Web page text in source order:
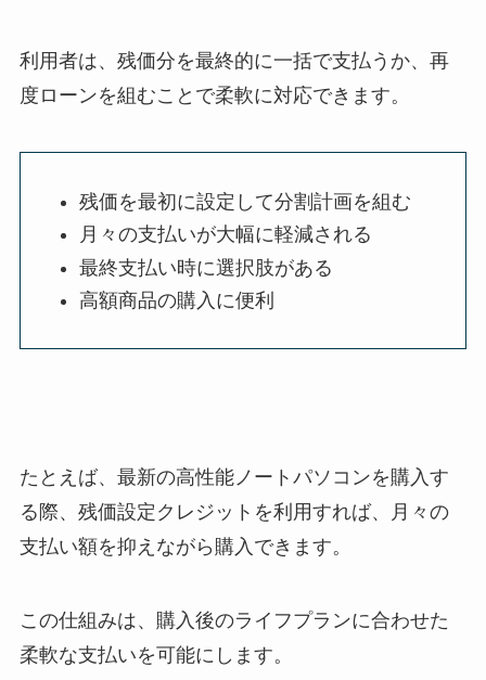
利用者は、残価分を最終的に一括で支払うか、再
度ローンを組むことで柔軟に対応できます。
残価を最初に設定して分割計画を組む
月々の支払いが大幅に軽減される
最終支払い時に選択肢がある
高額商品の購入に便利
たとえば、最新の高性能ノートパソコンを購入す
る際、残価設定クレジットを利用すれば、月々の
支払い額を抑えながら購入できます。
この仕組みは、購入後のライフプランに合わせた
柔軟な支払いを可能にします。